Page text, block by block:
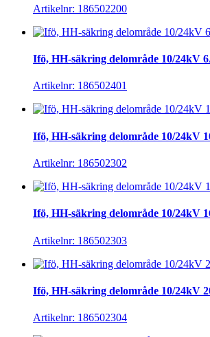
Artikelnr: 186502200
Ifö, HH-säkring delområde 10/24kV
Artikelnr: 186502401
Ifö, HH-säkring delområde 10/24kV
Artikelnr: 186502302
Ifö, HH-säkring delområde 10/24kV
Artikelnr: 186502303
Ifö, HH-säkring delområde 10/24kV
Artikelnr: 186502304